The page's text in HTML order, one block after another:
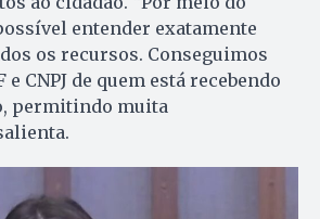
entender exatamente
os recursos. Conseguimos
e CNPJ de quem está recebendo
permitindo muita